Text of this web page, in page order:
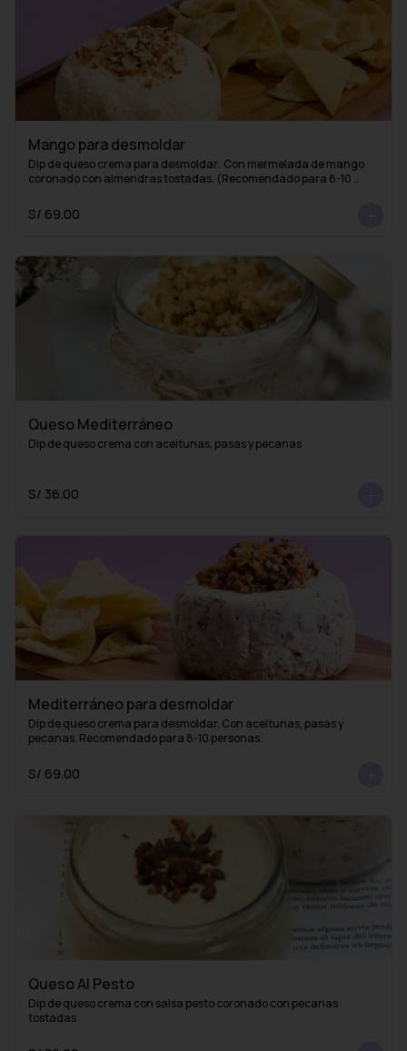
Mango para desmoldar
Dip de queso crema para desmoldar.  Con mermelada de mango
coronado con almendras tostadas. (Recomendado para 8-10
S/ 69.00
Queso Mediterráneo
Dip de queso crema con aceitunas, pasas y pecanas
S/ 36.00
Mediterráneo para desmoldar
Dip de queso crema para desmoldar. Con aceitunas, pasas y
pecanas. Recomendado para 8-10 personas.
S/ 69.00
Queso Al Pesto
Dip de queso crema con salsa pesto coronado con pecanas
tostadas